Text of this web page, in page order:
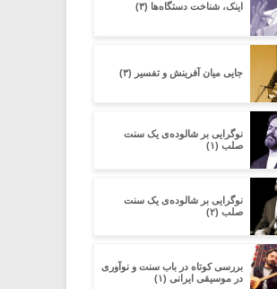
اینک، شناخت دستگاه‌ها (۳)
جایی میان آفرینش و تفسیر (۳)
نوگرایی بر شالوده‌ی یک سنت
صلب (۱)
نوگرایی بر شالوده‌ی یک سنت
صلب (۲)
بررسی کوتاه در باب سنت و نوآوری
در موسیقی ایرانی (۱)